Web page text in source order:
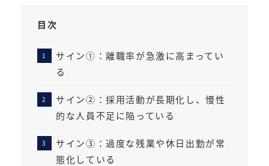
目次
サイン①：離職率が急激に高まってい
る
サイン②：採用活動が長期化し、慢性
的な人員不足に陥っている
サイン③：過度な残業や休日出勤が常
態化している